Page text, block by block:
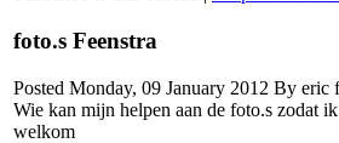
foto.s Feenstra
Posted Monday, 09 January 2012 By eric
Wie kan mijn helpen aan de foto.s zodat
welkom